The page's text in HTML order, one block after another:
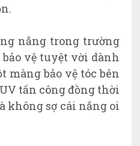
nắng trong trường
vệ tuyệt vời dành
màng bảo vệ tóc bên
tấn công đồng thời
không sợ cái nắng oi